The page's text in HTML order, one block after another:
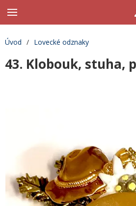
Úvod / Lovecké odznaky
43. Klobouk, stuha,